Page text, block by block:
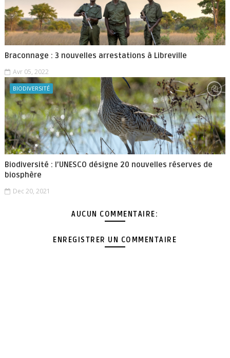
Braconnage : 3 nouvelles arrestations à Libreville
Avr 05, 2022
BIODIVERSITÉ
Biodiversité : l’UNESCO désigne 20 nouvelles réserves de
biosphère
Dec 20, 2021
AUCUN COMMENTAIRE:
ENREGISTRER UN COMMENTAIRE